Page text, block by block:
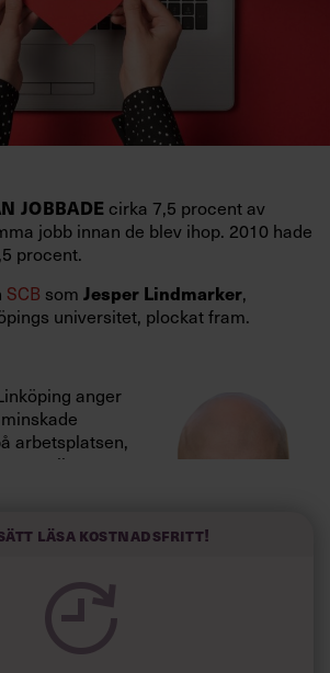
Logga in
Prenumerera
JOBBADE cirka 7,5 procent av
jobb innan de blev ihop. 2010 hade
procent.
SCB som Jesper Lindmarker,
universitet, plockat fram.
anger
arbetsplatsen,
nyligen
läsa kostnadsfritt!